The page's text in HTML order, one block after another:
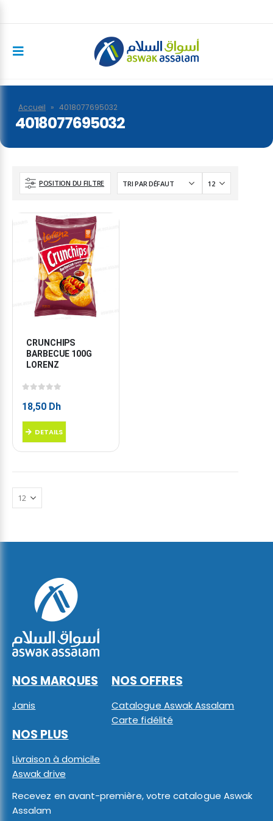
Accueil » 4018077695032
4018077695032
POSITION DU FILTRE
CRUNCHIPS
BARBECUE 100G
LORENZ
18,50 Dh
DETAILS
NOS MARQUES
Janis
NOS OFFRES
Catalogue Aswak Assalam
Carte fidélité
NOS PLUS
Livraison à domicile
Aswak drive
Recevez en avant-première, votre catalogue Aswak
Assalam